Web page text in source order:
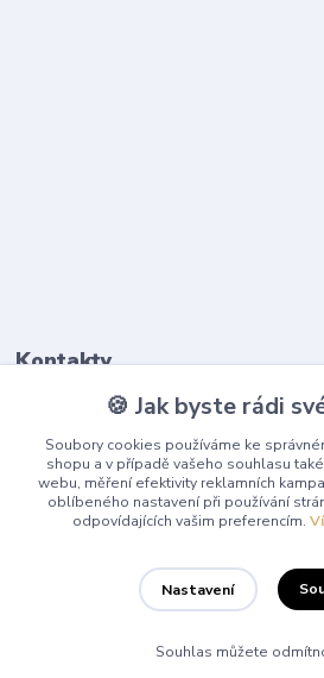
Kontakty
(Po-Pá, 9-17 hod.)
info@playcentrum.cz
Vytvořeno na
🍪 Jak byste rádi
Soubory cookies používáme ke
shopu a v případě vašeho souhlasu
webu, měření efektivity reklamních
oblíbeného nastavení při používání
odpovídajících vašim preferencím.
Nastavení
Souhlas můžete